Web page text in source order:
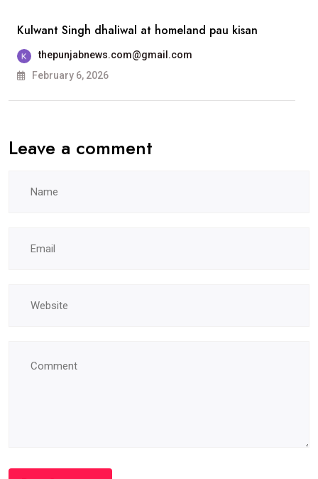
ਐਸਸੀਡੀ
ਸਰਕਾਰੀ
ਕਾਲਜ, ਲੁਧਿਆਣਾ
Kulwant Singh dhaliwal at homeland pau kisan
thepunjabnews.com@gmail.com
February 6, 2026
Leave a comment